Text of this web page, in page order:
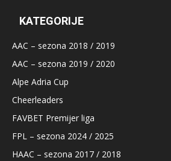
KATEGORIJE
AAC – sezona 2018 / 2019
AAC – sezona 2019 / 2020
Alpe Adria Cup
Cheerleaders
FAVBET Premijer liga
FPL – sezona 2024 / 2025
HAAC – sezona 2017 / 2018